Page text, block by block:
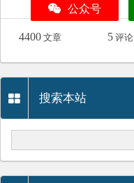
公众号
4400 文章 5 评论
搜索本站